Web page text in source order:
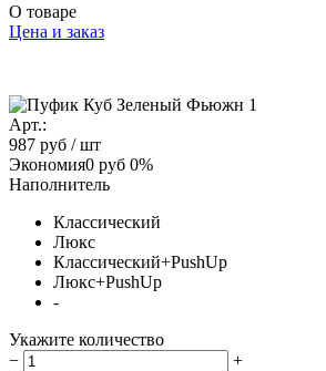
О товаре
Цена и заказ
Арт.:
987 руб / шт
Экономия0 руб 0%
Наполнитель
Классический
Люкс
Классический+PushUp
Люкс+PushUp
-
Укажите количество
−
+